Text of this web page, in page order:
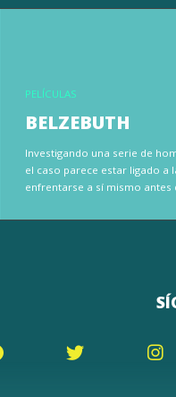
PELÍCULAS
BELZEBUTH
Investigando una serie de
el caso parece estar ligado a
enfrentarse a sí mismo